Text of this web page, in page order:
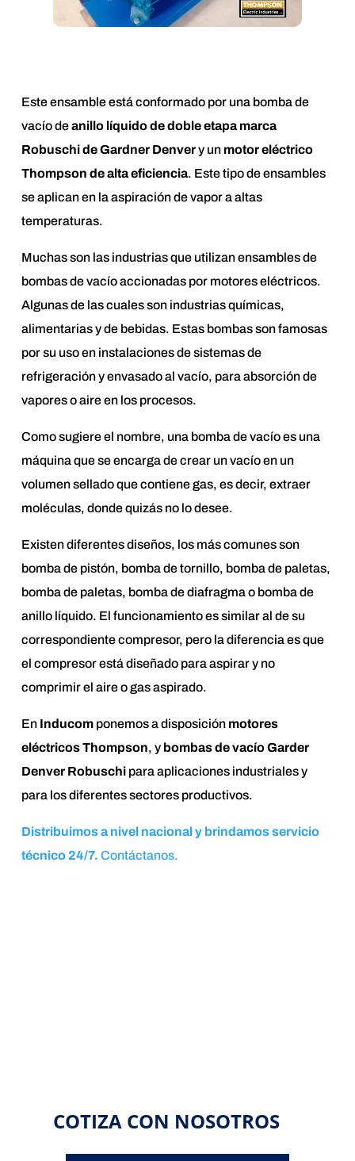
Este ensamble está conformado por una bomba de
vacío deanillo líquido de doble etapa marca
Robuschi de Gardner Denvery un motor eléctrico
Thompson de alta eficiencia. Este tipo de ensambles
se aplican en la aspiración de vapor a altas
temperaturas.
Muchas son las industrias que utilizan ensambles de
bombas de vacío accionadas por motores eléctricos.
Algunas de las cuales son industrias químicas,
alimentarias y de bebidas. Estas bombas son famosas
por su uso en instalaciones de sistemas de
refrigeración y envasado al vacío, para absorción de
vapores o aire en los procesos.
Como sugiere el nombre, una bomba de vacío es una
máquina que se encarga de crear un vacío en un
volumen sellado que contiene gas, es decir, extraer
moléculas, donde quizás no lo desee.
Existen diferentes diseños, los más comunes son
bomba de pistón, bomba de tornillo, bomba de paletas,
bomba de paletas, bomba de diafragma o bomba de
anillo líquido. El funcionamiento es similar al de su
correspondiente compresor, pero la diferencia es que
el compresor está diseñado para aspirar y no
comprimir el aire o gas aspirado.
En Inducom ponemos a disposición motores
eléctricos Thompson, y bombas de vacío Garder
Denver Robuschipara aplicaciones industriales y
para los diferentes sectores productivos.
Distribuimos a nivel nacional y brindamos servicio
técnico 24/7. Contáctanos.
COTIZA CON NOSOTROS